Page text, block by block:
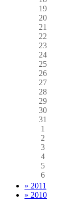
19
20
21
22
23
24
25
26
27
28
29
30
31
1
2
3
4
5
6
» 2011
» 2010